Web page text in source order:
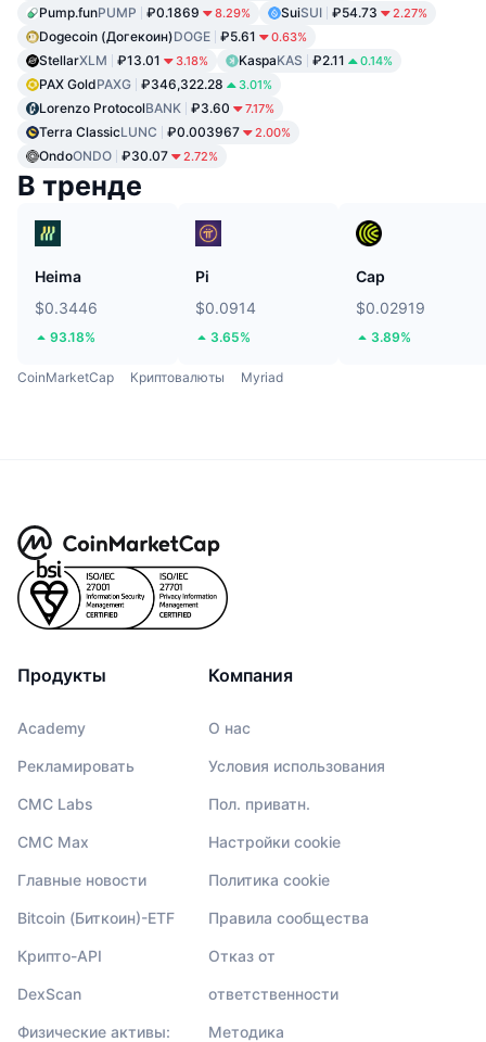
Pump.funPUMP ₽0.1869 8.29% SuiSUI ₽54.73 2.27%
Dogecoin (Догекоин)DOGE ₽5.61 0.63%
StellarXLM ₽13.01 3.18% KaspaKAS ₽2.11 0.14%
PAX GoldPAXG ₽346,322.28 3.01%
Lorenzo ProtocolBANK ₽3.60 7.17%
Terra ClassicLUNC ₽0.003967 2.00%
OndoONDO ₽30.07 2.72%
В тренде
Heima
$0.3446
93.18%
Pi
$0.0914
3.65%
Cap
$0.02919
3.89%
CoinMarketCap Криптовалюты Myriad
Продукты
Academy
Рекламировать
CMC Labs
CMC Max
Главные новости
Bitcoin (Биткоин)-ETF
Крипто-API
DexScan
Физические активы:
Компания
О нас
Условия использования
Пол. приватн.
Настройки cookie
Политика cookie
Правила сообщества
Отказ от
ответственности
Методика